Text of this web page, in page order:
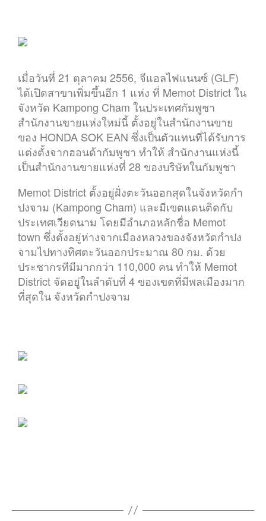
เมื่อวันที่ 21 ตุลาคม 2556, จีแอลไฟแนนซ์ (GLF)
ได้เปิดสาขาเพิ่มขึ้นอีก 1 แห่ง ที่ Memot District ใน
จังหวัด Kampong Cham ในประเทศกัมพูชา
สำนักงานขายแห่งใหม่นี้ ตั้งอยู่ในสำนักงานขาย
ของ HONDA SOK EAN ซึ่งเป็นตัวแทนที่ได้รับการ
แต่งตั้งจากฮอนด้ากัมพูชา ทำให้ สำนักงานแห่งนี้
เป็นสำนักงานขายแห่งที่ 28 ของบริษัทในกัมพูชา
Memot District ตั้งอยู่ฝั่งตะวันออกสุดในจังหวัดกำ
ปงจาม (Kampong Cham) และมีเขตแดนติดกับ
ประเทศเวียดนาม โดยมีอำเภอหลักชื่อ Memot
town ซึ่งตั้งอยู่ห่างจากเมืองหลวงของจังหวัดกำปง
จามไปทางทิศตะวันออกประมาณ 80 กม. ด้วย
ประชากรทีมีมากกว่า 110,000 คน ทำให้ Memot
District จัดอยู่ในลำดับที่ 4 ของเขตที่มีพลเมืองมาก
ที่สุดใน จังหวัดกำปงจาม